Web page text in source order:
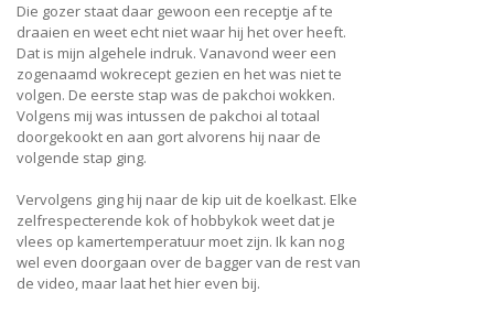
Die gozer staat daar gewoon een receptje af te
draaien en weet echt niet waar hij het over heeft.
Dat is mijn algehele indruk. Vanavond weer een
zogenaamd wokrecept gezien en het was niet te
volgen. De eerste stap was de pakchoi wokken.
Volgens mij was intussen de pakchoi al totaal
doorgekookt en aan gort alvorens hij naar de
volgende stap ging.
Vervolgens ging hij naar de kip uit de koelkast. Elke
zelfrespecterende kok of hobbykok weet dat je
vlees op kamertemperatuur moet zijn. Ik kan nog
wel even doorgaan over de bagger van de rest van
de video, maar laat het hier even bij.